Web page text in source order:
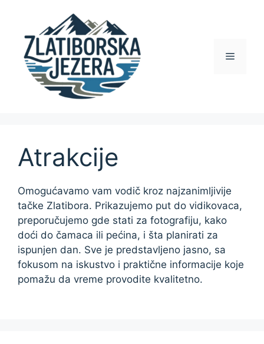
content
Menu
Atrakcije
Omogućavamo vam vodič kroz najzanimljivije
tačke Zlatibora. Prikazujemo put do vidikovaca,
preporučujemo gde stati za fotografiju, kako
doći do čamaca ili pećina, i šta planirati za
ispunjen dan. Sve je predstavljeno jasno, sa
fokusom na iskustvo i praktične informacije koje
pomažu da vreme provodite kvalitetno.